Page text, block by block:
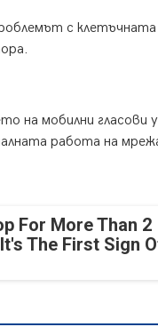
с
на мобилни гласови
работа на
For More Than 2
The First Sign